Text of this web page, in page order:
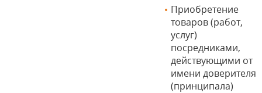
Приобретение
товаров (работ,
услуг)
посредниками,
действующими от
имени доверителя
(принципала)